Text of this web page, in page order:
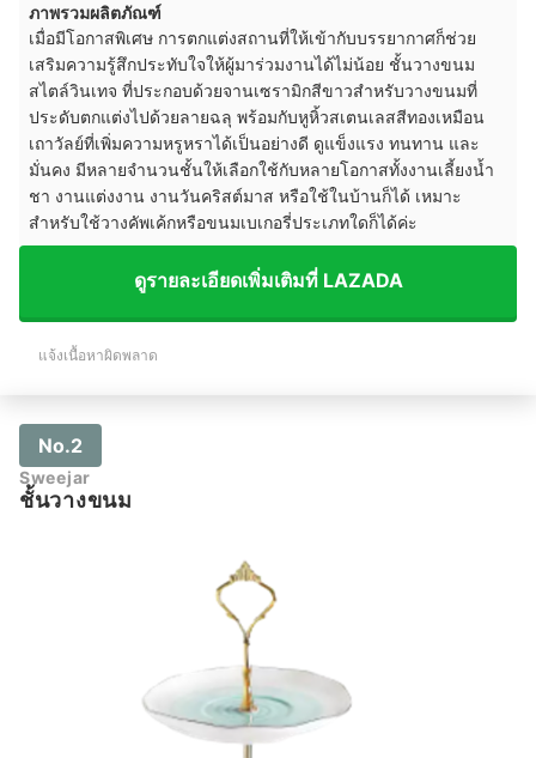
ภาพรวมผลิตภัณฑ์
เมื่อมีโอกาสพิเศษ การตกแต่งสถานที่ให้เข้ากับบรรยากาศก็ช่วย
เสริมความรู้สึกประทับใจให้ผู้มาร่วมงานได้ไม่น้อย ชั้นวางขนม
สไตล์วินเทจ ที่ประกอบด้วยจานเซรามิกสีขาวสำหรับวางขนมที่
ประดับตกแต่งไปด้วยลายฉลุ พร้อมกับหูหิ้วสเตนเลสสีทองเหมือน
เถาวัลย์ที่เพิ่มความหรูหราได้เป็นอย่างดี ดูแข็งแรง ทนทาน และ
มั่นคง มีหลายจำนวนชั้นให้เลือกใช้กับหลายโอกาสทั้งงานเลี้ยงน้ำ
ชา งานแต่งงาน งานวันคริสต์มาส หรือใช้ในบ้านก็ได้ เหมาะ
สำหรับใช้วางคัพเค้กหรือขนมเบเกอรี่ประเภทใดก็ได้ค่ะ
ดูรายละเอียดเพิ่มเติมที่ LAZADA
แจ้งเนื้อหาผิดพลาด
No.2
Sweejar
ชั้นวางขนม